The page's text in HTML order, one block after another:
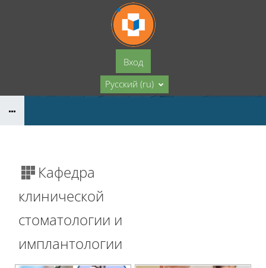
Перейти к основному содержанию
Вход
Русский ‎(ru)‎
Кафедра
клинической
стоматологии и
имплантологии